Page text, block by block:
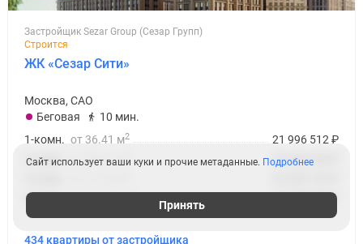
Застройщик Sezar Group (Сезар Групп)
Строится
ЖК «Сезар Сити»
Москва, САО
Беговая
10 мин.
21 996 512₽
1-комн. от 36.41 м2
30 698 440
2-комн. от 58.61 м
₽
4-комн. 2
434 квартиры от застройщика
Сайт использует ваши куки и прочие метаданные. Подробнее
Принять